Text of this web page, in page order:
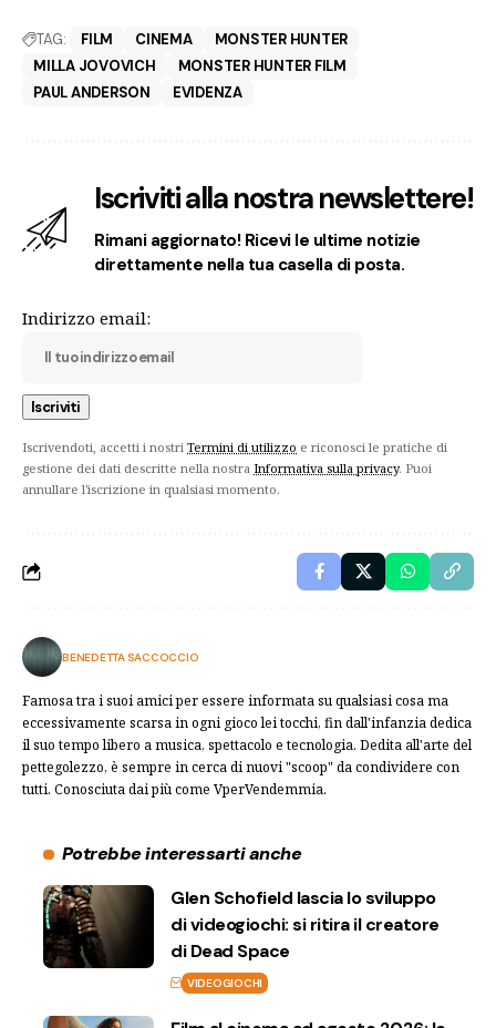
TAG: FILM CINEMA
MONSTER HUNTER
MILLA JOVOVICH
MONSTER HUNTER FILM
PAUL ANDERSON
EVIDENZA
Iscriviti alla nostra newslettere!
Rimani aggiornato! Ricevi le ultime notizie
direttamente nella tua casella di posta.
Indirizzo email:
Iscrivendoti, accetti i nostri Termini di utilizzo e riconosci le pratiche di
gestione dei dati descritte nella nostra Informativa sulla privacy. Puoi
annullare l'iscrizione in qualsiasi momento.
BENEDETTA SACCOCCIO
Famosa tra i suoi amici per essere informata su qualsiasi cosa ma
eccessivamente scarsa in ogni gioco lei tocchi, fin dall'infanzia dedica
il suo tempo libero a musica, spettacolo e tecnologia. Dedita all'arte del
pettegolezzo, è sempre in cerca di nuovi "scoop" da condividere con
tutti. Conosciuta dai più come VperVendemmia.
Potrebbe interessarti anche
Glen Schofield lascia lo sviluppo
di videogiochi: si ritira il creatore
di Dead Space
VIDEOGIOCHI